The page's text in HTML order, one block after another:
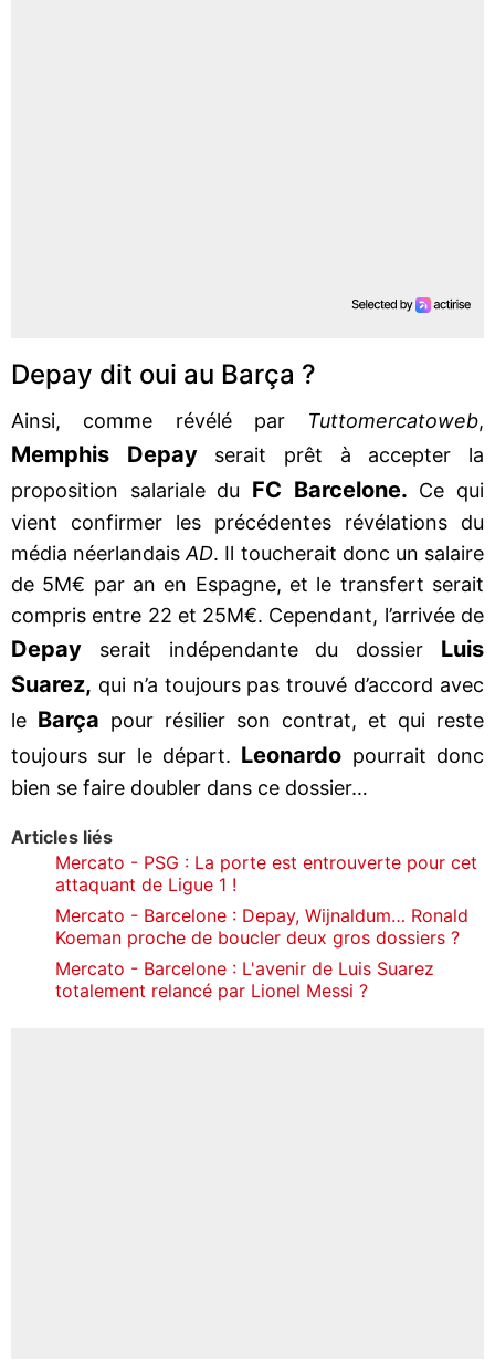
Depay dit oui au Barça ?
Ainsi, comme révélé par Tuttomercatoweb,
Memphis Depayserait prêt à accepter la
proposition salariale du FC Barcelone. Ce qui
vient confirmer les précédentes révélations du
média néerlandaisAD. Il toucherait donc un salaire
de 5M€ par an en Espagne, et le transfert serait
compris entre 22 et 25M€. Cependant, l’arrivée de
Depay serait indépendante du dossier Luis
Suarez, qui n’a toujours pas trouvé d’accord avec
le Barça pour résilier son contrat, et qui reste
toujours sur le départ. Leonardo pourrait donc
bien se faire doubler dans ce dossier…
Articles liés
Mercato - PSG : La porte est entrouverte pour cet
attaquant de Ligue 1 !
Mercato - Barcelone : Depay, Wijnaldum… Ronald
Koeman proche de boucler deux gros dossiers ?
Mercato - Barcelone : L'avenir de Luis Suarez
totalement relancé par Lionel Messi ?